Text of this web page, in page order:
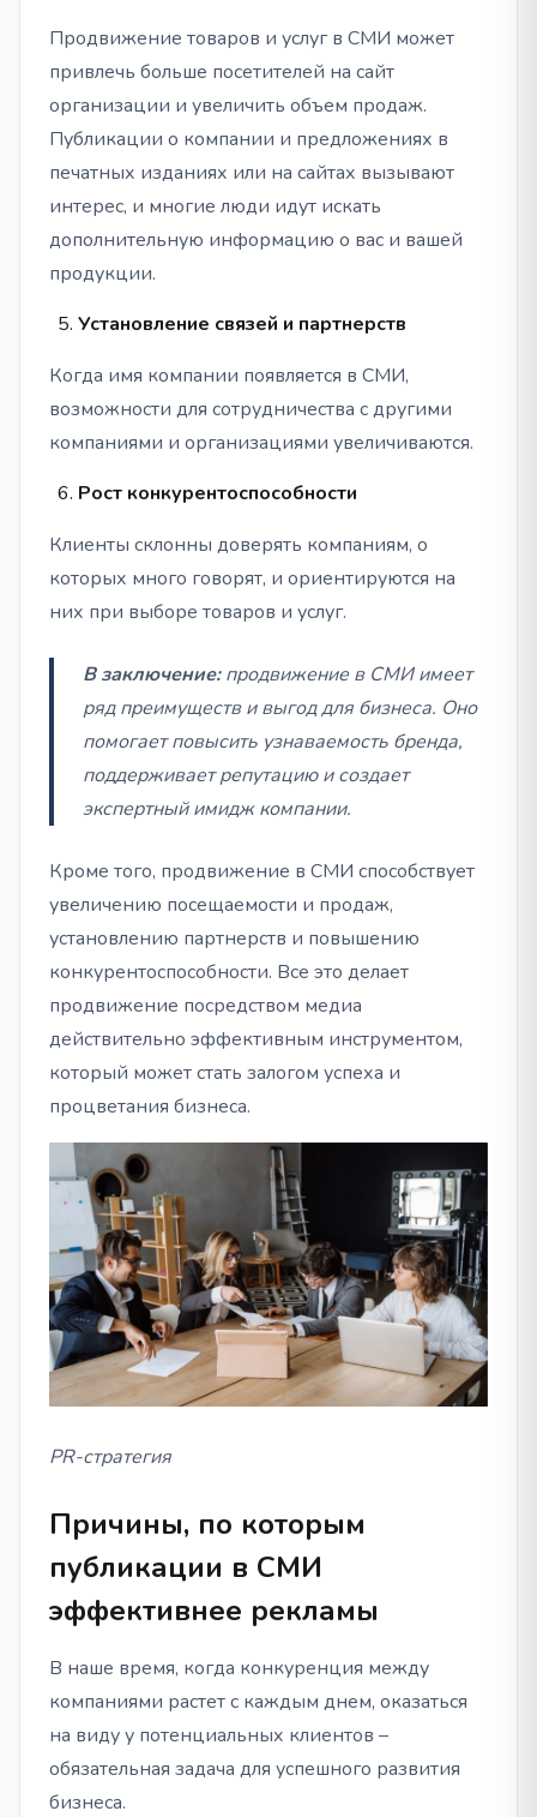
Продвижение товаров и услуг в СМИ может
привлечь больше посетителей на сайт
организации и увеличить объем продаж.
Публикации о компании и предложениях в
печатных изданиях или на сайтах вызывают
интерес, и многие люди идут искать
дополнительную информацию о вас и вашей
продукции.
Установление связей и партнерств
Когда имя компании появляется в СМИ,
возможности для сотрудничества с другими
компаниями и организациями увеличиваются.
Рост конкурентоспособности
Клиенты склонны доверять компаниям, о
которых много говорят, и ориентируются на
них при выборе товаров и услуг.
В заключение:продвижение в СМИ имеет
ряд преимуществ и выгод для бизнеса. Оно
помогает повысить узнаваемость бренда,
поддерживает репутацию и создает
экспертный имидж компании.
Кроме того, продвижение в СМИ способствует
увеличению посещаемости и продаж,
установлению партнерств и повышению
конкурентоспособности. Все это делает
продвижение посредством медиа
действительно эффективным инструментом,
который может стать залогом успеха и
процветания бизнеса.
PR-стратегия
Причины, по которым
публикации в СМИ
эффективнее рекламы
В наше время, когда конкуренция между
компаниями растет с каждым днем, оказаться
на виду у потенциальных клиентов –
обязательная задача для успешного развития
бизнеса.